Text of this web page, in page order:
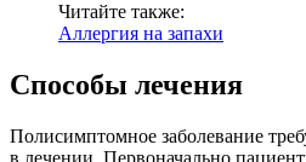
Читайте также:
Аллергия на запахи
Способы лечения
Полисимптомное заболевание
в лечении. Первоначально